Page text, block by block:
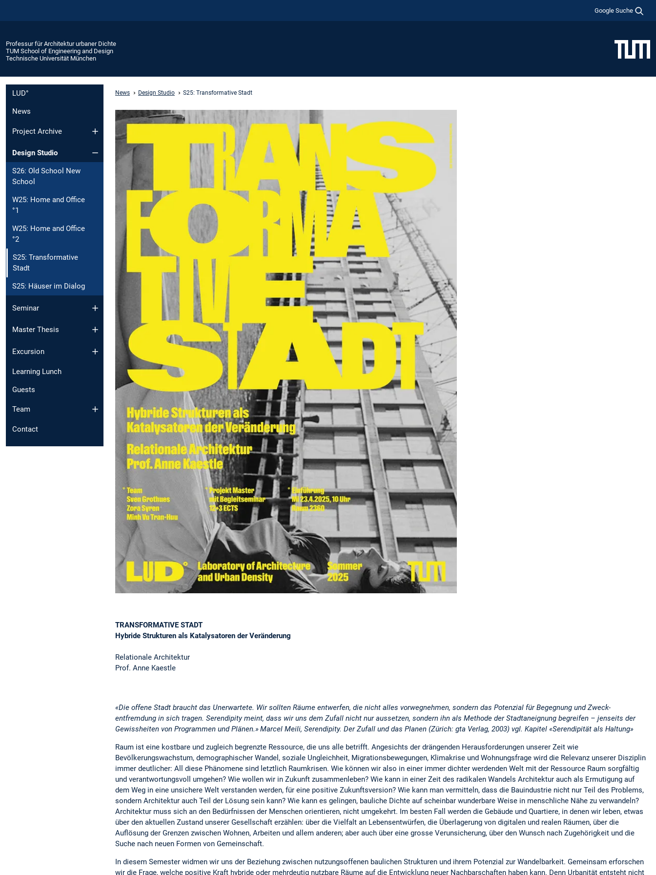
Google Suche
Professur für Architektur urbaner Dichte
TUM School of Engineering and Design
Technische Universität München
LUD°
News
Project Archive
Design Studio
S26: Old School New
School
W25: Home and Office
°1
W25: Home and Office
°2
S25: Transformative
Stadt
S25: Häuser im Dialog
Seminar
Master Thesis
Excursion
Learning Lunch
Guests
Team
Contact
News Design Studio S25: Transformative Stadt
TRANSFORMATIVE STADT
Hybride Strukturen als Katalysatoren der Veränderung
Relationale Architektur
Prof. Anne Kaestle
«Die offene Stadt braucht das Unerwartete. Wir sollten Räume entwerfen, die nicht alles vorwegnehmen, sondern das Potenzial für Begegnung und Zweck-
entfremdung in sich tragen. Serendipity meint, dass wir uns dem Zufall nicht nur aussetzen, sondern ihn als Methode der Stadtaneignung begreifen – jenseits der
Gewissheiten von Programmen und Plänen.» Marcel Meili, Serendipity. Der Zufall und das Planen (Zürich: gta Verlag, 2003) vgl. Kapitel «Serendipität als Haltung»
Raum ist eine kostbare und zugleich begrenzte Ressource, die uns alle betrifft. Angesichts der drängenden Herausforderungen unserer Zeit wie
Bevölkerungswachstum, demographischer Wandel, soziale Ungleichheit, Migrationsbewegungen, Klimakrise und Wohnungsfrage wird die Relevanz unserer Disziplin
immer deutlicher: All diese Phänomene sind letztlich Raumkrisen. Wie können wir also in einer immer dichter werdenden Welt mit der Ressource Raum sorgfältig
und verantwortungsvoll umgehen? Wie wollen wir in Zukunft zusammenleben? Wie kann in einer Zeit des radikalen Wandels Architektur auch als Ermutigung auf
dem Weg in eine unsichere Welt verstanden werden, für eine positive Zukunftsversion? Wie kann man vermitteln, dass die Bauindustrie nicht nur Teil des Problems,
sondern Architektur auch Teil der Lösung sein kann? Wie kann es gelingen, bauliche Dichte auf scheinbar wunderbare Weise in menschliche Nähe zu verwandeln?
Architektur muss sich an den Bedürfnissen der Menschen orientieren, nicht umgekehrt. Im besten Fall werden die Gebäude und Quartiere, in denen wir leben, etwas
über den aktuellen Zustand unserer Gesellschaft erzählen: über die Vielfalt an Lebensentwürfen, die Überlagerung von digitalen und realen Räumen, über die
Auflösung der Grenzen zwischen Wohnen, Arbeiten und allem anderen; aber auch über eine grosse Verunsicherung, über den Wunsch nach Zugehörigkeit und die
Suche nach neuen Formen von Gemeinschaft.
In diesem Semester widmen wir uns der Beziehung zwischen nutzungsoffenen baulichen Strukturen und ihrem Potenzial zur Wandelbarkeit. Gemeinsam erforschen
wir die Frage, welche positive Kraft hybride oder mehrdeutig nutzbare Räume auf die Entwicklung neuer Nachbarschaften haben kann. Denn Urbanität entsteht nicht